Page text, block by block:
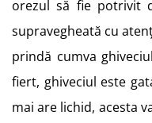
orezul să fie potrivit
supravegheată cu
prindă cumva
fiert, ghiveciul este
mai are lichid, acesta